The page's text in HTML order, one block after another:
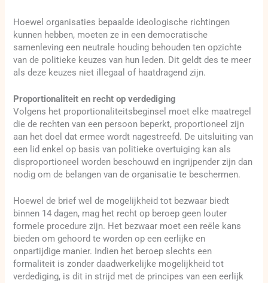
Hoewel organisaties bepaalde ideologische richtingen
kunnen hebben, moeten ze in een democratische
samenleving een neutrale houding behouden ten opzichte
van de politieke keuzes van hun leden. Dit geldt des te meer
als deze keuzes niet illegaal of haatdragend zijn.
Proportionaliteit en recht op verdediging
Volgens het proportionaliteitsbeginsel moet elke maatregel
die de rechten van een persoon beperkt, proportioneel zijn
aan het doel dat ermee wordt nagestreefd. De uitsluiting van
een lid enkel op basis van politieke overtuiging kan als
disproportioneel worden beschouwd en ingrijpender zijn dan
nodig om de belangen van de organisatie te beschermen.
Hoewel de brief wel de mogelijkheid tot bezwaar biedt
binnen 14 dagen, mag het recht op beroep geen louter
formele procedure zijn. Het bezwaar moet een reële kans
bieden om gehoord te worden op een eerlijke en
onpartijdige manier. Indien het beroep slechts een
formaliteit is zonder daadwerkelijke mogelijkheid tot
verdediging, is dit in strijd met de principes van een eerlijk